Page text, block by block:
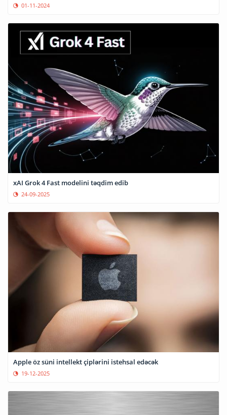
01-11-2024
xAI Grok 4 Fast modelini təqdim edib
24-09-2025
Apple öz süni intellekt çiplərini istehsal edəcək
19-12-2025